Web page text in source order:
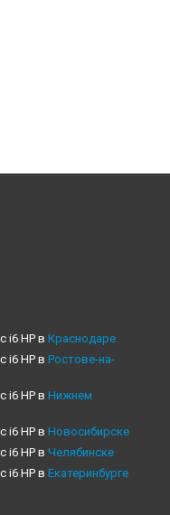
i6 HP в Краснодаре
i6 HP в Ростове-на-
i6 HP в Нижнем
i6 HP в Новосибирске
i6 HP в Челябинске
i6 HP в Екатеринбурге